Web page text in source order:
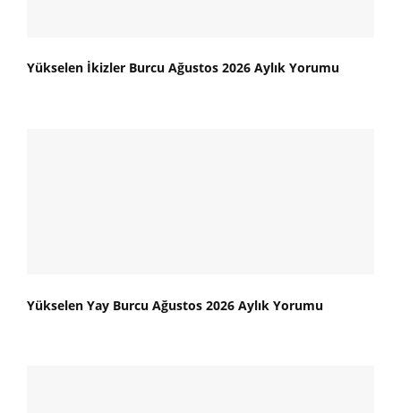
Yükselen İkizler Burcu Ağustos 2026 Aylık Yorumu
Yükselen Yay Burcu Ağustos 2026 Aylık Yorumu